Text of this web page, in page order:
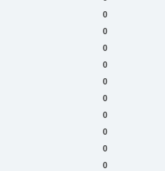
0
0
0
0
0
0
0
0
0
0